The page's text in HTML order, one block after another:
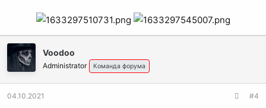
Voodoo
Administrator Команда форума
04.10.2021 #4